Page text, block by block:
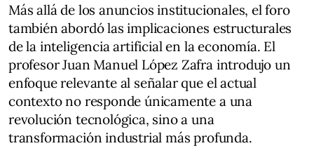
Más allá de los anuncios institucionales, el foro
también abordó las implicaciones estructurales
de la inteligencia artificial en la economía. El
profesor Juan Manuel López Zafra introdujo un
enfoque relevante al señalar que el actual
contexto no responde únicamente a una
revolución tecnológica, sino a una
transformación industrial más profunda.